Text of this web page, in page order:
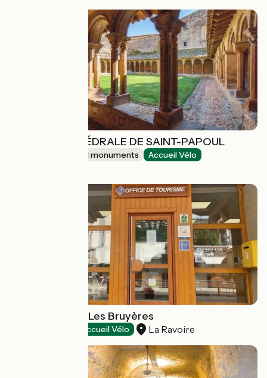
ABBAYE-CATHÉDRALE DE SAINT-PAPOUL
Sites and historical monuments Accueil Vélo
Tourist Office - Les Bruyères
Accueil Vélo La Ravoire